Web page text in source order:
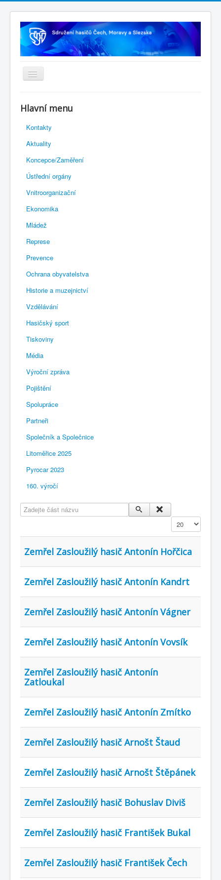
Rejstřík sportu
Novelizace Stanov SH ČMS
Plán činnosti 2026
Kalendář akcí
Výhody pro členy
Portál REDENOX
Hlavní menu
Kontakty
Aktuality
Koncepce/Zaměření
Ústřední orgány
Vnitroorganizační
Ekonomika
Mládež
Represe
Prevence
Ochrana obyvatelstva
Historie a muzejnictví
Vzdělávání
Hasičský sport
Tiskoviny
Média
Výroční zpráva
Pojištění
Spolupráce
Partneři
Společník a Společnice
Litoměřice 2025
Pyrocar 2023
160. výročí
Zadejte část názvu
Zobrazit
Zemřel Zasloužilý hasič Antonín Hořčica
Zemřel Zasloužilý hasič Antonín Kandrt
Zemřel Zasloužilý hasič Antonín Vágner
Zemřel Zasloužilý hasič Antonín Vovsík
Zemřel Zasloužilý hasič Antonín
Zatloukal
Zemřel Zasloužilý hasič Antonín Zmítko
Zemřel Zasloužilý hasič Arnošt Štaud
Zemřel Zasloužilý hasič Arnošt Štěpánek
Zemřel Zasloužilý hasič Bohuslav Diviš
Zemřel Zasloužilý hasič František Bukal
Zemřel Zasloužilý hasič František Čech